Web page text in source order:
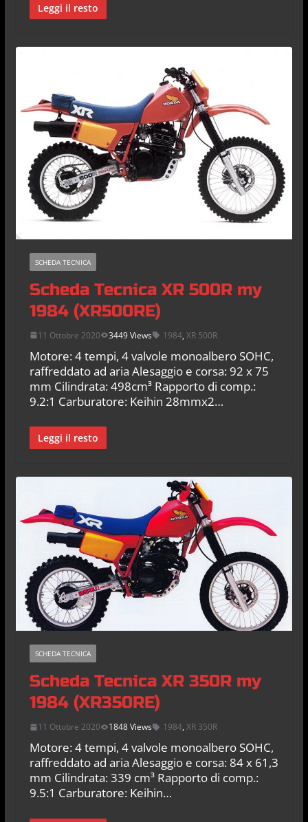
Leggi il resto
SCHEDA TECNICA
Scheda Tecnica XR 500R my
1984 (XR500RE)
11 Ottobre 2020 3449 Views 1984, XR 500R
Motore: 4 tempi, 4 valvole monoalbero SOHC,
raffreddato ad aria Alesaggio e corsa: 92 x 75
mm Cilindrata: 498cm³ Rapporto di comp.:
9.2:1 Carburatore: Keihin 28mmx2…
Leggi il resto
SCHEDA TECNICA
Scheda Tecnica XR 350R my
1984 (XR350RE)
11 Ottobre 2020 1848 Views 1984, XR 350R
Motore: 4 tempi, 4 valvole monoalbero SOHC,
raffreddato ad aria Alesaggio e corsa: 84 x 61,3
mm Cilindrata: 339 cm³ Rapporto di comp.:
9.5:1 Carburatore: Keihin…